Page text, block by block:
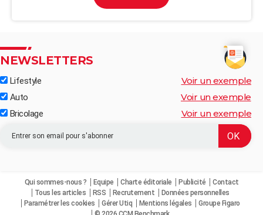
NEWSLETTERS
Lifestyle Voir un exemple
Auto Voir un exemple
Bricolage Voir un exemple
Qui sommes-nous ? Equipe Charte éditoriale Publicité
Contact
Tous les articles
RSS Recrutement
Données personnelles
Paramétrer les cookies
Gérer Utiq Mentions légales
Groupe Figaro